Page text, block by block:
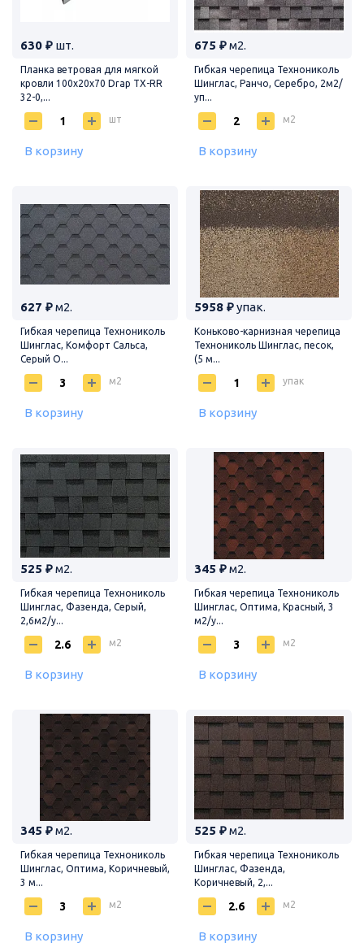
630 ₽ шт.
Планка ветровая для мягкой
кровли 100х20х70 Drap TX-RR
32-0,...
шт
В корзину
675 ₽м2.
Гибкая черепица Технониколь
Шинглас, Ранчо, Серебро, 2м2/
уп...
м2
В корзину
627 ₽м2.
Гибкая черепица Технониколь
Шинглас, Комфорт Сальса,
Серый О...
м2
В корзину
5958 ₽упак.
Коньково-карнизная черепица
Технониколь Шинглас, песок,
(5 м...
упак
В корзину
525 ₽м2.
Гибкая черепица Технониколь
Шинглас, Фазенда, Серый,
2,6м2/у...
м2
В корзину
345 ₽м2.
Гибкая черепица Технониколь
Шинглас, Оптима, Красный, 3
м2/у...
м2
В корзину
345 ₽м2.
Гибкая черепица Технониколь
Шинглас, Оптима, Коричневый,
3 м...
м2
В корзину
525 ₽м2.
Гибкая черепица Технониколь
Шинглас, Фазенда,
Коричневый, 2,...
м2
В корзину